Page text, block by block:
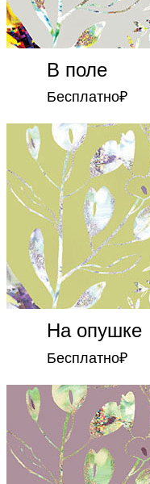
В поле
Бесплатно₽
На опушке
Бесплатно₽